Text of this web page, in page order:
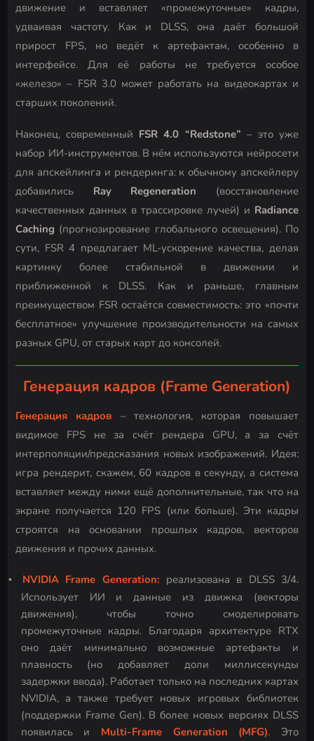
движение и вставляет «промежуточные» кадры,
удваивая частоту. Как и DLSS, она даёт большой
прирост FPS, но ведёт к артефактам, особенно в
интерфейсе. Для её работы не требуется особое
«железо» – FSR 3.0 может работать на видеокартах и
старших поколений.
Наконец, современный FSR 4.0 “Redstone” – это уже
набор ИИ-инструментов. В нём используются нейросети
для апскейлинга и рендеринга: к обычному апскейлеру
добавились Ray Regeneration (восстановление
качественных данных в трассировке лучей) и Radiance
Caching (прогнозирование глобального освещения). По
сути, FSR 4 предлагает ML-ускорение качества, делая
картинку более стабильной в движении и
приближенной к DLSS. Как и раньше, главным
преимуществом FSR остаётся совместимость: это «почти
бесплатное» улучшение производительности на самых
разных GPU, от старых карт до консолей.
Генерация кадров (Frame Generation)
Генерация кадров – технология, которая повышает
видимое FPS не за счёт рендера GPU, а за счёт
интерполяции/предсказания новых изображений. Идея:
игра рендерит, скажем, 60 кадров в секунду, а система
вставляет между ними ещё дополнительные, так что на
экране получается 120 FPS (или больше). Эти кадры
строятся на основании прошлых кадров, векторов
движения и прочих данных.
NVIDIA Frame Generation: реализована в DLSS 3/4.
Использует ИИ и данные из движка (векторы
движения), чтобы точно смоделировать
промежуточные кадры. Благодаря архитектуре RTX
оно даёт минимально возможные артефакты и
плавность (но добавляет доли миллисекунды
задержки ввода). Работает только на последних картах
NVIDIA, а также требует новых игровых библиотек
(поддержки Frame Gen). В более новых версиях DLSS
появилась и Multi-Frame Generation (MFG). Это